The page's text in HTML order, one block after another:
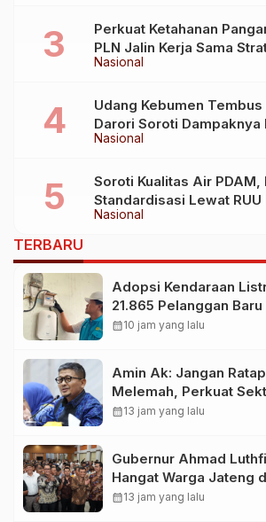
Nasional
Perkuat Ketahanan
PLN Jalin Kerja Sama
Kementerian Kelautan dan
Nasional
Udang Kebumen Tembus
Darori Soroti Dampaknya
Nasional
Soroti Kualitas Air
Standardisasi Lewat
Air Minum
TERBARU
Adopsi Kendaraan
21.865 Pelanggan Baru
Charging Services PLN
calendar_month10 jam yang lalu
Amin Ak: Jangan
Melemah, Perkuat
Negara
calendar_month13 jam yang lalu
Gubernur Ahmad
Hangat Warga Jateng
Mana Bumi Dipijak, Di
calendar_month13 jam yang lalu